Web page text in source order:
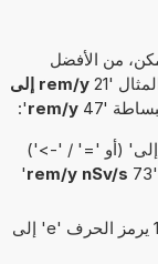
من الأفضل
'21
rem/y إلى
'47
rem/y
':
'إلى' (أو '=' / '->')
rem/y nSv/s
'
بدلاً من 1,29 × 10^5 ، يمكن كتابة 1,29e5 يرمز الحرف 'e' إلى